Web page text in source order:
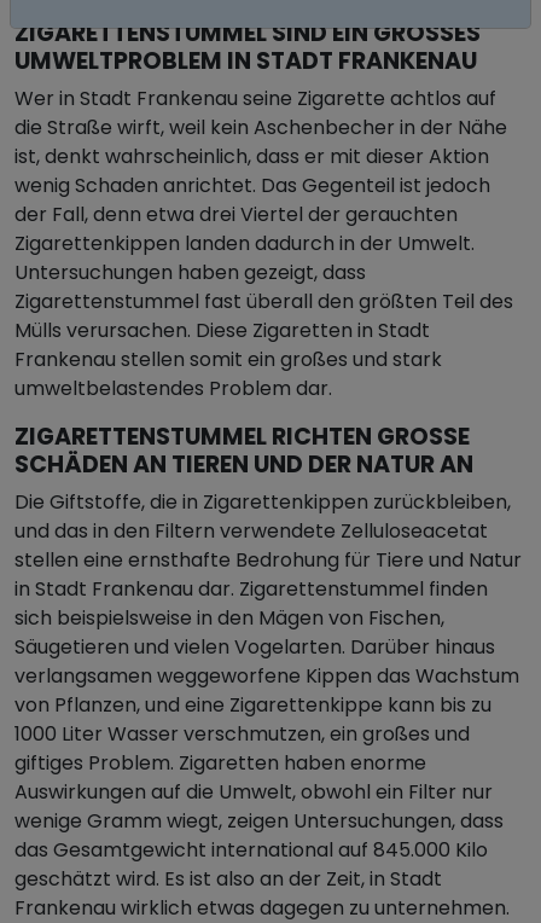
ZIGARETTENSTUMMEL SIND EIN GROSSES U
MWELTPROBLEM IN STADT FRANKENAU
Wer in Stadt Frankenau seine Zigarette achtlos auf
die Straße wirft, weil kein Aschenbecher in der Nähe
ist, denkt wahrscheinlich, dass er mit dieser Aktion
wenig Schaden anrichtet. Das Gegenteil ist jedoch
der Fall, denn etwa drei Viertel der gerauchten
Zigarettenkippen landen dadurch in der Umwelt.
Untersuchungen haben gezeigt, dass
Zigarettenstummel fast überall den größten Teil des
Mülls verursachen. Diese Zigaretten in Stadt
Frankenau stellen somit ein großes und stark
umweltbelastendes Problem dar.
ZIGARETTENSTUMMEL RICHTEN GROSSE S
CHÄDEN AN TIEREN UND DER NATUR AN
Die Giftstoffe, die in Zigarettenkippen zurückbleiben,
und das in den Filtern verwendete Zelluloseacetat
stellen eine ernsthafte Bedrohung für Tiere und Natur
in Stadt Frankenau dar. Zigarettenstummel finden
sich beispielsweise in den Mägen von Fischen,
Säugetieren und vielen Vogelarten. Darüber hinaus
verlangsamen weggeworfene Kippen das Wachstum
von Pflanzen, und eine Zigarettenkippe kann bis zu
1000 Liter Wasser verschmutzen, ein großes und
giftiges Problem. Zigaretten haben enorme
Auswirkungen auf die Umwelt, obwohl ein Filter nur
wenige Gramm wiegt, zeigen Untersuchungen, dass
das Gesamtgewicht international auf 845.000 Kilo
geschätzt wird. Es ist also an der Zeit, in Stadt
Frankenau wirklich etwas dagegen zu unternehmen.